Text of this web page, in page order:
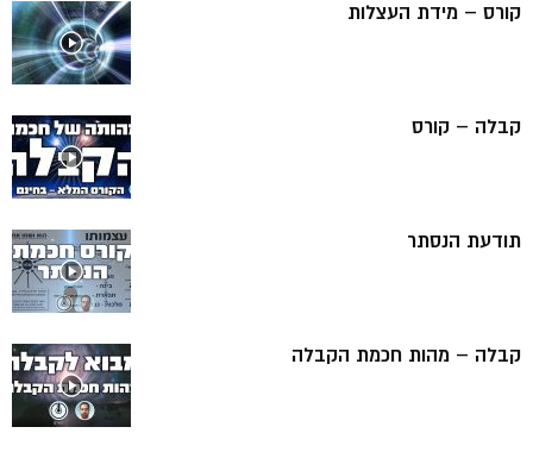
קורס – מידת העצלות
קבלה – קורס
תודעת הנסתר
קבלה – מהות חכמת הקבלה